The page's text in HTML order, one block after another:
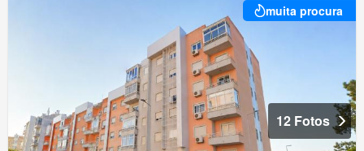
muita procura
12 Fotos